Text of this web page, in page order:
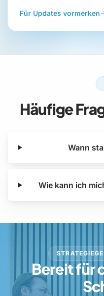
Für Updates vormerken
Häufige
Wann
Wie kann ich
Bereit für